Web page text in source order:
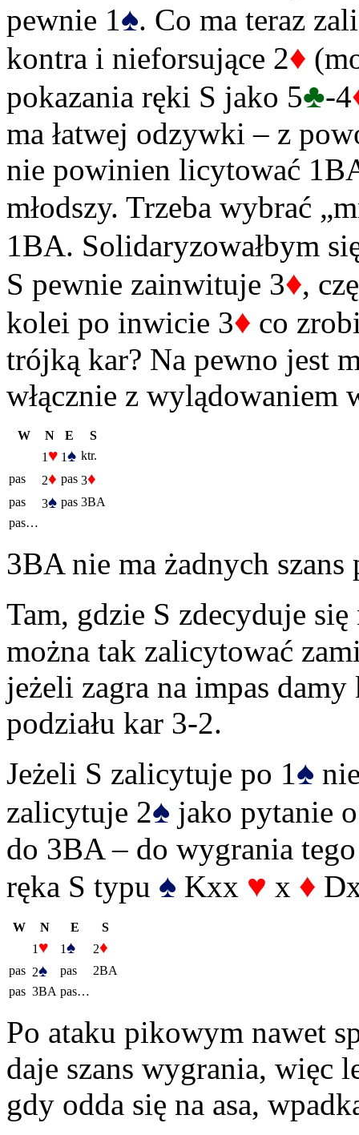
pewnie 1♠. Co ma teraz
kontra i nieforsujące 2♦
pokazania ręki S jako 5♣-4
ma łatwej odzywki – z
nie powinien licytować
młodszy. Trzeba wybrać
1BA. Solidaryzowałbym
S pewnie zainwituje 3♦,
kolei po inwicie 3♦ co
trójką kar? Na pewno jest
włącznie z
W N E
S
1 ♥ 1♠ ktr.
pas
2♦ pas 3♦
pas 3♠ pas 3BA
pas…
3BA nie ma żadnych
Tam, gdzie S zdecyduje się
można tak zalicytować
jeżeli zagra na impas damy
podziału kar 3-2.
Jeżeli S zalicytuje po 1♠
zalicytuje 2♠ jako pytanie
do 3BA – do wygrania
ręka S typu ♠ Kxx ♥ x ♦
W N E
S
1 ♥ 1♠ 2♦
pas 2♠ pas
2BA
pas 3BA pas…
Po ataku pikowym nawet
daje szans wygrania, więc
gdy odda się na asa,